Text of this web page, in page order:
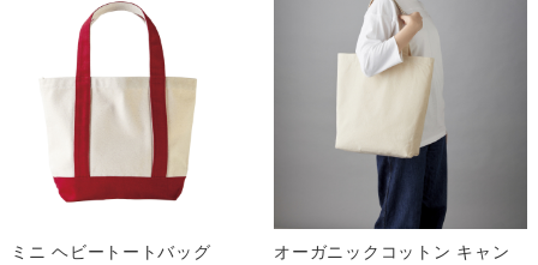
ミニ ヘビートートバッグ
オーガニックコットン キャン